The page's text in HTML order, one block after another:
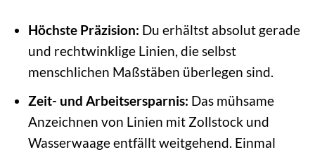
Höchste Präzision: Du erhältst absolut gerade
und rechtwinklige Linien, die selbst
menschlichen Maßstäben überlegen sind.
Zeit- und Arbeitsersparnis: Das mühsame
Anzeichnen von Linien mit Zollstock und
Wasserwaage entfällt weitgehend. Einmal